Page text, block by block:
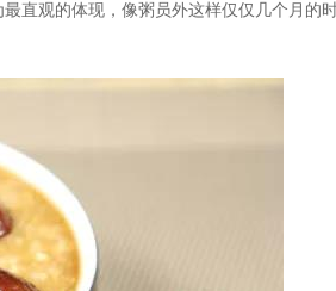
直观的体现，像粥员外这样仅仅几个月的